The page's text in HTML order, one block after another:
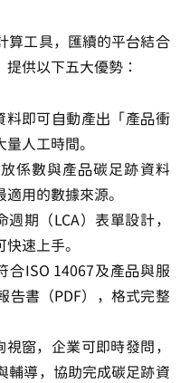
算工具，匯續的平台結合
供以下五大優勢：
即可自動產出「產品衝
人工時間。
係數與產品碳足跡資料
用的數據來源。
期（LCA）表單設計，
速上手。
合ISO 14067及產品與服
告書（PDF），格式完整
窗，企業可即時發問，
輔導，協助完成碳足跡資